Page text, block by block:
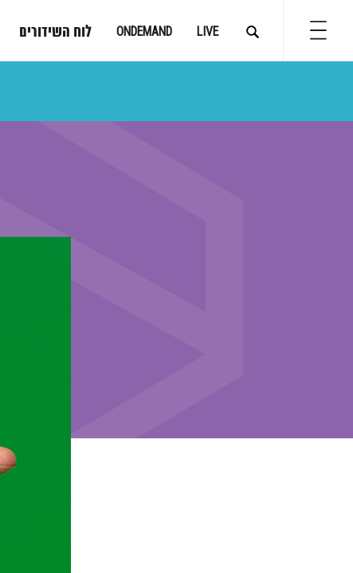
LIVE
ONDEMAND לוח השידורים